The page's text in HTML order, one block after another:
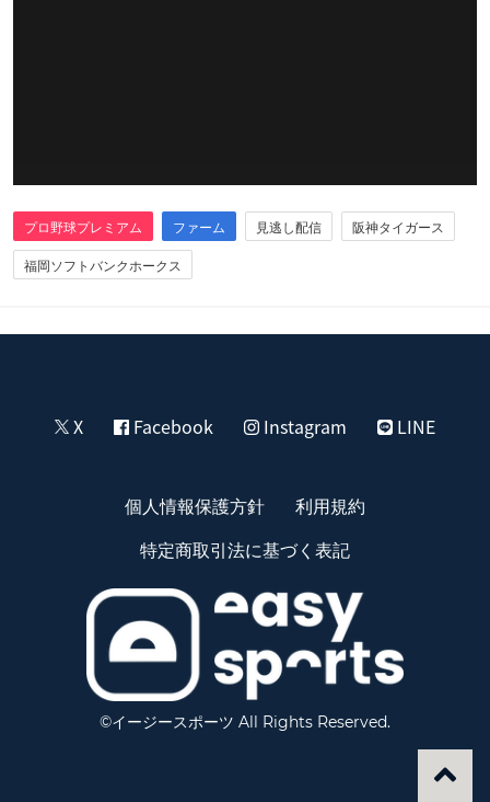
プロ野球プレミアム ファーム 見逃し配信
阪神タイガース
福岡ソフトバンクホークス
X Facebook Instagram LINE
個人情報保護方針
利用規約
特定商取引法に基づく表記
©イージースポーツ All Rights Reserved.